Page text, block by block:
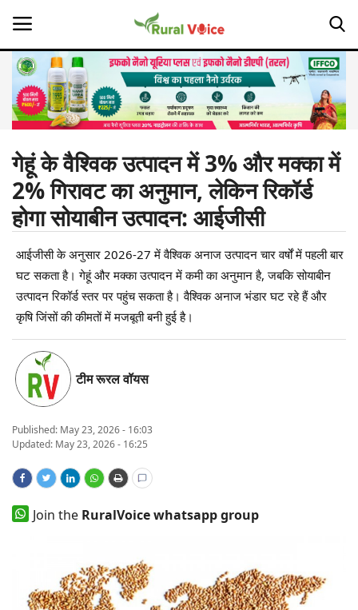
Home
Contact
About Us
Leadership Profiles
Opinion
Politics
Magazine
States
Events
Agritech
International
गेहूं के वैश्विक उत्पादन में 3% और मक्का में
2% गिरावट का अनुमान, लेकिन रिकॉर्ड
होगा सोयाबीन उत्पादन: आईजीसी
आईजीसी के अनुसार 2026-27 में वैश्विक अनाज उत्पादन चार वर्षों में पहली बार
घट सकता है। गेहूं और मक्का उत्पादन में कमी का अनुमान है, जबकि सोयाबीन
उत्पादन रिकॉर्ड स्तर पर पहुंच सकता है। वैश्विक अनाज भंडार घट रहे हैं और
कृषि जिंसों की कीमतों में मजबूती बनी हुई है।
टीम रूरल वॉयस
Published: May 23, 2026 - 16:03
Updated: May 23, 2026 - 16:25
Join the RuralVoice whatsapp group